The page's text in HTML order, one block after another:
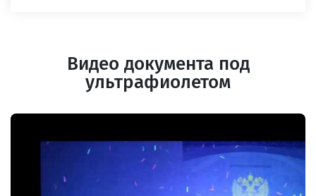
Видео документа под
ультрафиолетом